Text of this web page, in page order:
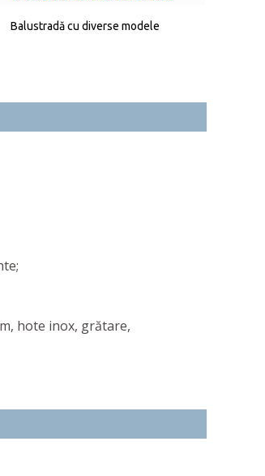
Balustradă cu diverse modele
hote inox, grătare,